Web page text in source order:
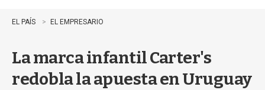
�
EL PAÍS EL EMPRESARIO
La marca infantil Carter's
redobla la apuesta en Uruguay